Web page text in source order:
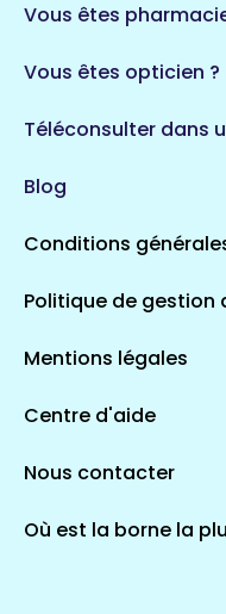
Vous êtes
Vous êtes opticien ?
Téléconsulter dans
Blog
Conditions
Politique de gestion
Mentions légales
Centre d'aide
Nous contacter
Où est la borne la